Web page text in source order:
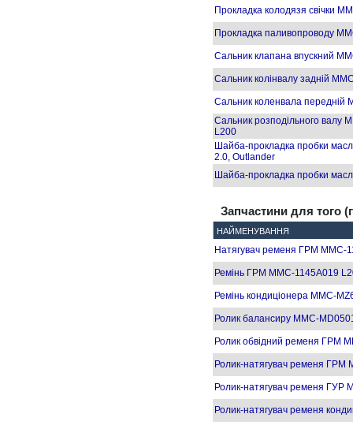
Прокладка колодязя свічки
Прокладка паливопроводу
Сальник клапана впускний
Сальник колінвалу задній
Сальник коленвала передній
Сальник розподільного валу
L200
Шайба-прокладка пробки
2.0, Outlander
Шайба-прокладка пробки
Запчастини для того
НАЙМЕНУВАННЯ
Натягувач ременя ГРМ MMC-
Ремінь ГРМ MMC-1145A019
Ремінь кондиціонера MMC-
Ролик балансиру MMC-
Ролик обвідний ременя ГРМ
Ролик-натягувач ременя ГРМ
Ролик-натягувач ременя ГУР
Ролик-натягувач ременя